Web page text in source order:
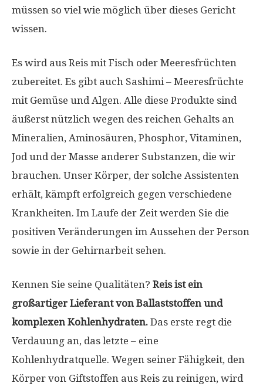
müssen so viel wie möglich über dieses Gericht
wissen.
Es wird aus Reis mit Fisch oder Meeresfrüchten
zubereitet. Es gibt auch Sashimi – Meeresfrüchte
mit Gemüse und Algen. Alle diese Produkte sind
äußerst nützlich wegen des reichen Gehalts an
Mineralien, Aminosäuren, Phosphor, Vitaminen,
Jod und der Masse anderer Substanzen, die wir
brauchen. Unser Körper, der solche Assistenten
erhält, kämpft erfolgreich gegen verschiedene
Krankheiten. Im Laufe der Zeit werden Sie die
positiven Veränderungen im Aussehen der Person
sowie in der Gehirnarbeit sehen.
Kennen Sie seine Qualitäten? Reis ist ein
großartiger Lieferant von Ballaststoffen und
komplexen Kohlenhydraten. Das erste regt die
Verdauung an, das letzte – eine
Kohlenhydratquelle. Wegen seiner Fähigkeit, den
Körper von Giftstoffen aus Reis zu reinigen, wird